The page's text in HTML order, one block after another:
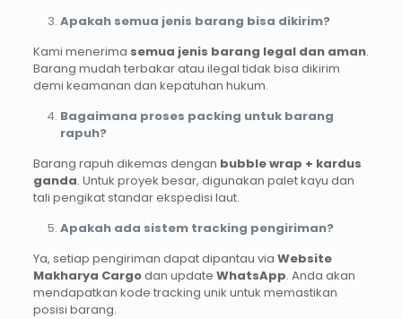
Apakah semua jenis barang bisa dikirim?
Kami menerima semua jenis barang legal dan aman.
Barang mudah terbakar atau ilegal tidak bisa dikirim
demi keamanan dan kepatuhan hukum.
Bagaimana proses packing untuk barang
rapuh?
Barang rapuh dikemas dengan bubble wrap + kardus
ganda. Untuk proyek besar, digunakan palet kayu dan
tali pengikat standar ekspedisi laut.
Apakah ada sistem tracking pengiriman?
Ya, setiap pengiriman dapat dipantau via Website
Makharya Cargodan update WhatsApp. Anda akan
mendapatkan kode tracking unik untuk memastikan
posisi barang.